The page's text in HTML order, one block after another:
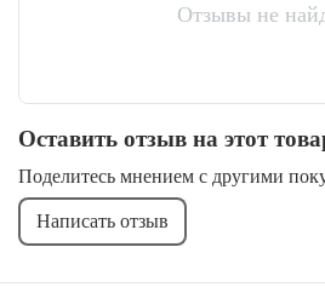
Отзывы не
Оставить отзыв на этот
Поделитесь мнением с другими
Написать отзыв